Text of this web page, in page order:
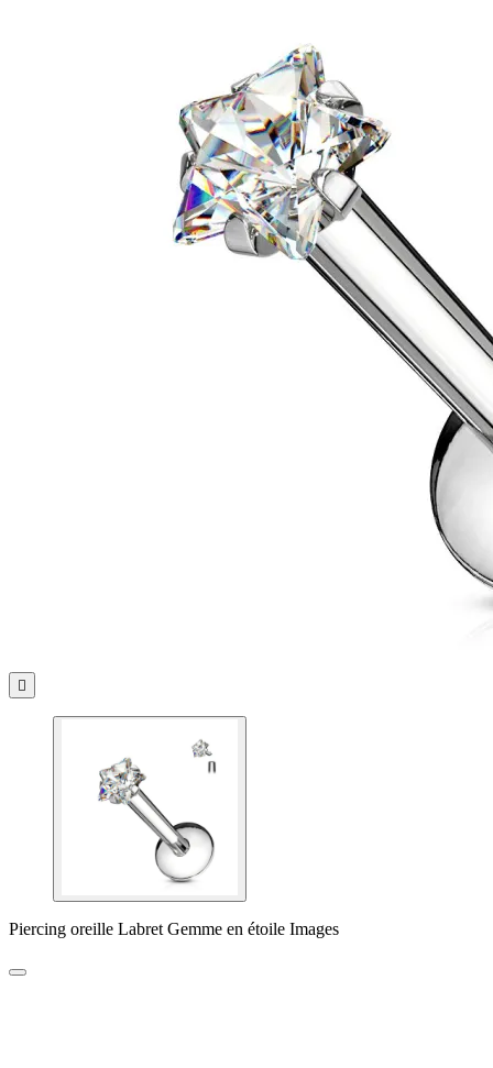

Piercing oreille Labret Gemme en étoile Images